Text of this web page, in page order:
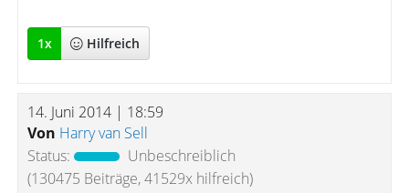
1x Hilfreich
14. Juni 2014 | 18:59
Von Harry van Sell
Status:
Unbeschreiblich
(130475 Beiträge, 41529x hilfreich)